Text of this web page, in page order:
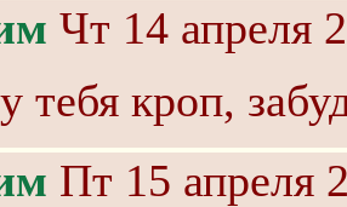
Чт 14 апреля
тебя кроп,
Пт 15 апреля